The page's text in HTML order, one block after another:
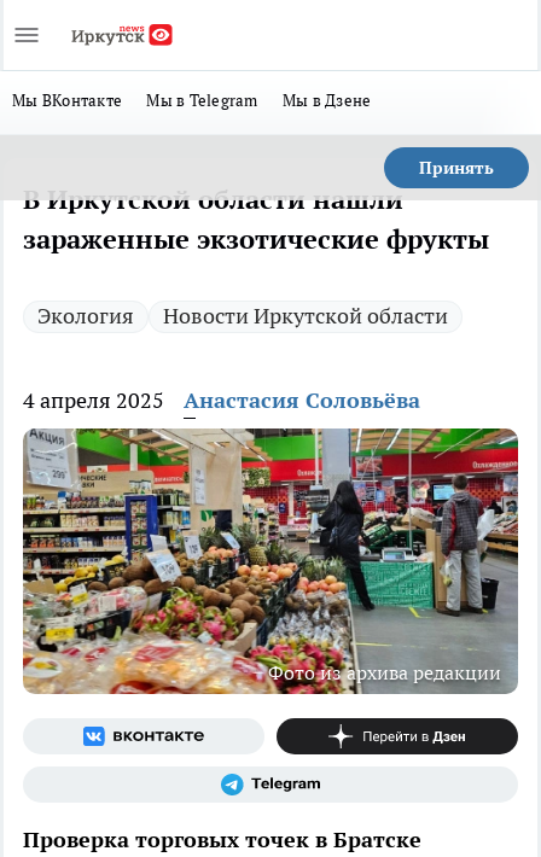
Мы ВКонтакте Мы в Telegram Мы в Дзене
Принять
В Иркутской области нашли
зараженные экзотические фрукты
Экология Новости Иркутской области
4 апреля 2025 Анастасия Соловьёва
Фото из архива редакции
Проверка торговых точек в Братске